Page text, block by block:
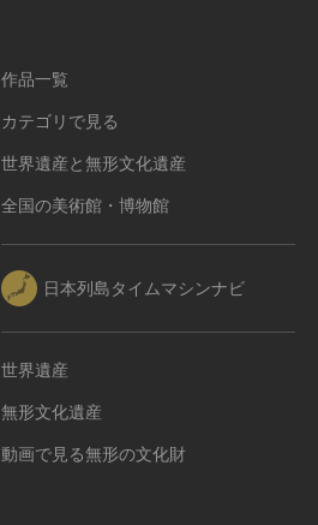
作品一覧
カテゴリで見る
世界遺産と無形文化遺産
全国の美術館・博物館
日本列島タイムマシンナビ
世界遺産
無形文化遺産
動画で見る無形の文化財